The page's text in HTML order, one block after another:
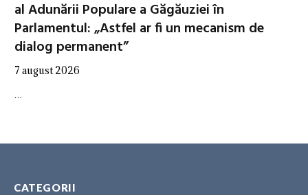
al Adunării Populare a Găgăuziei în
Parlamentul: „Astfel ar fi un mecanism de
dialog permanent”
7 august 2026
…
CATEGORII